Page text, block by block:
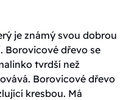
je známý svou dobrou
Borovicové dřevo se
tvrdší než
Borovicové dřevo
kresbou. Má